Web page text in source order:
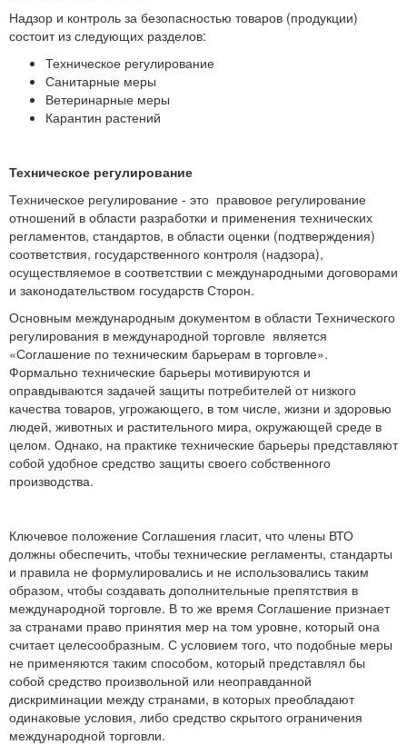
Надзор и контроль за безопасностью товаров (продукции)
состоит из следующих разделов:
Техническое регулирование
Санитарные меры
Ветеринарные меры
Карантин растений
Техническое регулирование
Техническое регулирование - это правовое регулирование
отношений в области разработки и применения технических
регламентов, стандартов, в области оценки (подтверждения)
соответствия, государственного контроля (надзора),
осуществляемое в соответствии с международными договорами
и законодательством государств Сторон.
Основным международным документом в области Технического
регулирования в международной торговле является
«Соглашение по техническим барьерам в торговле».
Формально технические барьеры мотивируются и
оправдываются задачей защиты потребителей от низкого
качества товаров, угрожающего, в том числе, жизни и здоровью
людей, животных и растительного мира, окружающей среде в
целом. Однако, на практике технические барьеры представляют
собой удобное средство защиты своего собственного
производства.
Ключевое положение Соглашения гласит, что члены ВТО
должны обеспечить, чтобы технические регламенты, стандарты
и правила не формулировались и не использовались таким
образом, чтобы создавать дополнительные препятствия в
международной торговле. В то же время Соглашение признает
за странами право принятия мер на том уровне, который она
считает целесообразным. С условием того, что подобные меры
не применяются таким способом, который представлял бы
собой средство произвольной или неоправданной
дискриминации между странами, в которых преобладают
одинаковые условия, либо средство скрытого ограничения
международной торговли.